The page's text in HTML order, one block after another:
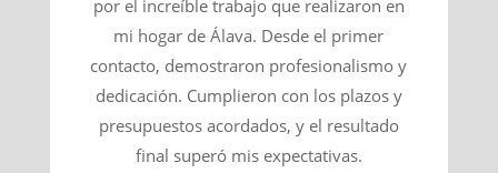
por el increíble trabajo que realizaron en
mi hogar de Álava. Desde el primer
contacto, demostraron profesionalismo y
dedicación. Cumplieron con los plazos y
presupuestos acordados, y el resultado
final superó mis expectativas.